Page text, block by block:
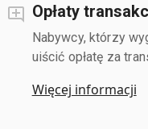
Opłaty
Nabywcy, którzy
uiścić opłatę za
Więcej informacji